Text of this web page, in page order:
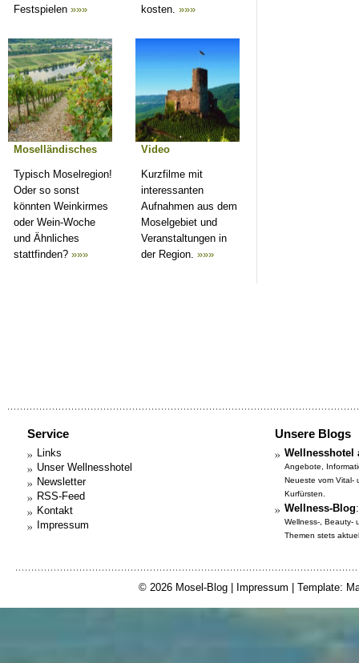
Festspielen »»»
kosten. »»»
Moselländisches
Typisch Moselregion!
Oder so sonst
könnten Weinkirmes
oder Wein-Woche
und Ähnliches
stattfinden? »»»
Video
Kurzfilme mit
interessanten
Aufnahmen aus dem
Moselgebiet und
Veranstaltungen in
der Region. »»»
Service
Links
Unser Wellnesshotel
Newsletter
RSS-Feed
Kontakt
Impressum
Unsere Blogs
Wellnesshotel
Angebote,
Neueste vom Vital-
Kurfürsten.
Wellness-Blog:
Wellness-, Beauty-
Themen stets
© 2026 Mosel-Blog Impressum | Template: